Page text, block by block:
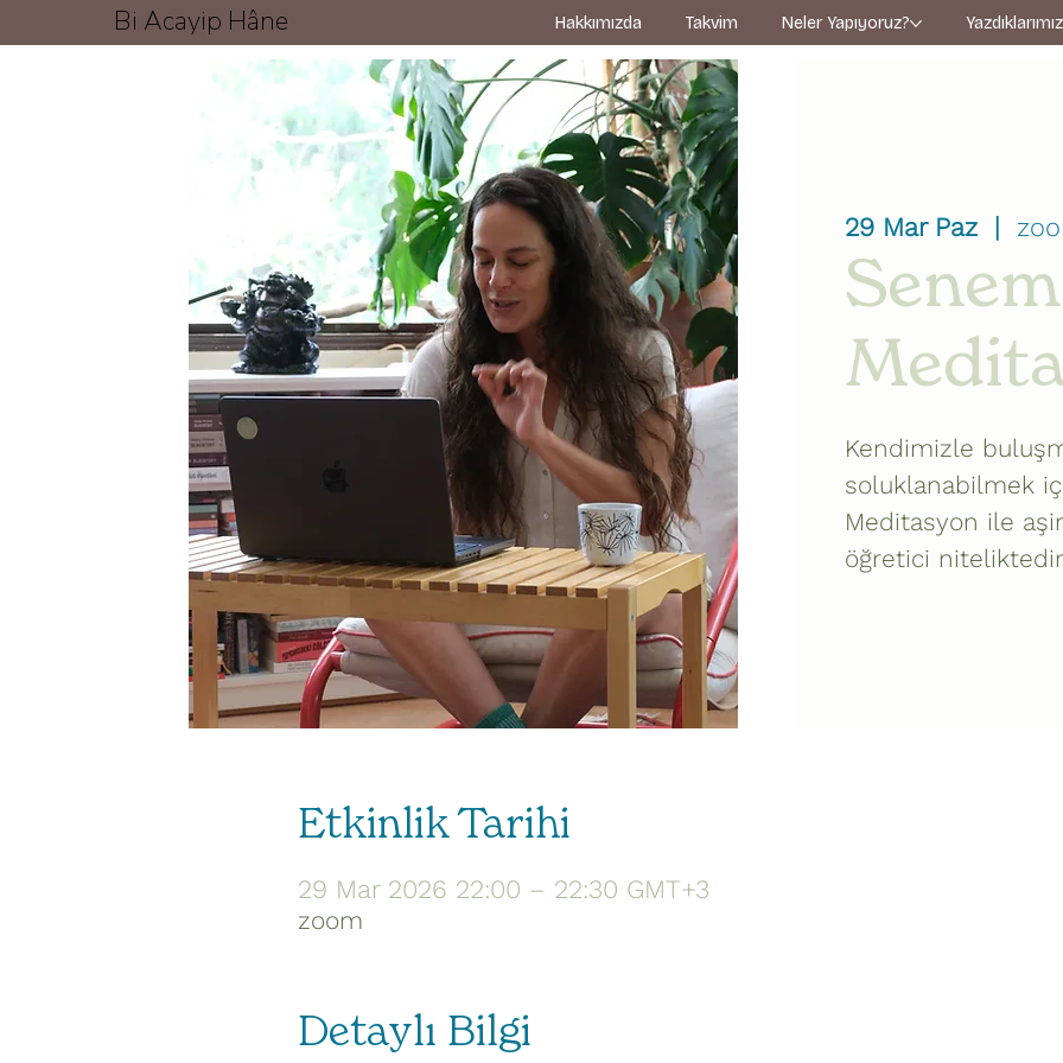
Bi Acayip Hâne Hakkımızda Takvim Neler Yapıyoruz? Yazdıklarımız
29 Mar Paz
Kendimizle
soluklanabilmek
Meditasyon ile
öğretici
Etkinlik Tarihi
29 Mar 2026 22:00 – 22:30 GMT+3
zoom
Detaylı Bilgi